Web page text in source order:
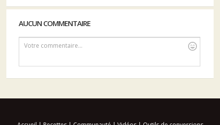
AUCUN COMMENTAIRE
Votre commentaire...